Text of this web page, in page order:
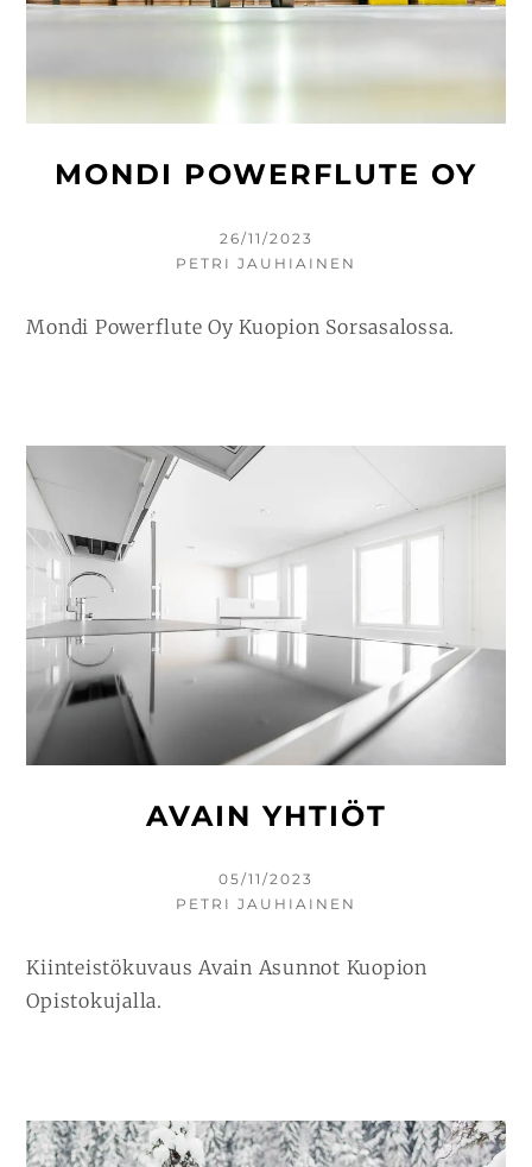
MONDI POWERFLUTE OY
KIRJOITETTU
26/11/2023
KIRJOITTAJA
PETRI JAUHIAINEN
Mondi Powerflute Oy Kuopion Sorsasalossa.
AVAIN YHTIÖT
KIRJOITETTU
05/11/2023
KIRJOITTAJA
PETRI JAUHIAINEN
Kiinteistökuvaus Avain Asunnot Kuopion
Opistokujalla.